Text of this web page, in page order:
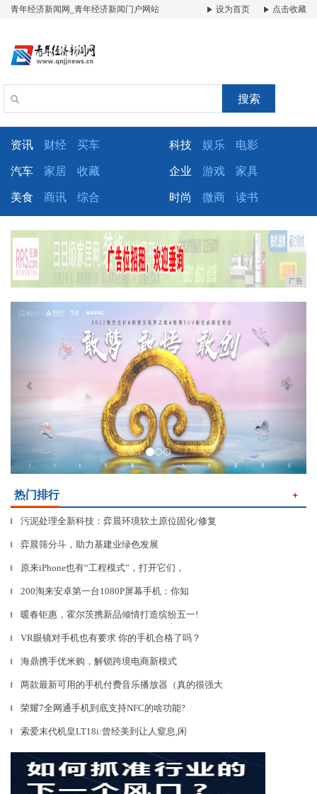
青年经济新闻网_青年经济新闻门户网站 设为首页 点击收藏
搜索
资讯 财经 买车 科技 娱乐 电影
汽车 家居 收藏 企业 游戏 家具
美食 商讯 综合 时尚 微商 读书
广告
热门排行 ＋
▎ 污泥处理全新科技：弈晨环境软土原位固化/修复
▎ 弈晨筛分斗，助力基建业绿色发展
▎ 原来iPhone也有“工程模式”，打开它们，
▎ 200淘来安卓第一台1080P屏幕手机：你知
▎ 暖春钜惠，霍尔茨携新品倾情打造缤纷五一!
▎ VR眼镜对手机也有要求 你的手机合格了吗？
▎ 海鼎携手优米购，解锁跨境电商新模式
▎ 两款最新可用的手机付费音乐播放器（真的很强大
▎ 荣耀7全网通手机到底支持NFC的啥功能?
▎ 索爱末代机皇LT18i:曾经美到让人窒息,闲